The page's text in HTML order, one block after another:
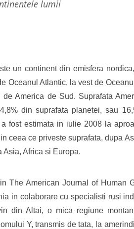
lumii
un continent din emisfera
Oceanul Atlantic, la vest de
America de Sud. Suprafata
din suprafata planetei, sau
fost estimata in iulie 2008 la
ceea ce priveste suprafata, dupa
Asia, Africa si Europa.
The American Journal of Human
in colaborare cu specialisti rusi
din Altai, o mica regiune
Y, transmis de tata, la